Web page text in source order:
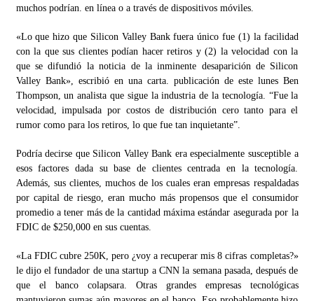
muchos podrían. en línea o a través de dispositivos móviles.
«Lo que hizo que Silicon Valley Bank fuera único fue (1) la facilidad
con la que sus clientes podían hacer retiros y (2) la velocidad con la
que se difundió la noticia de la inminente desaparición de Silicon
Valley Bank», escribió en una carta. publicación de este lunes Ben
Thompson, un analista que sigue la industria de la tecnología. “Fue la
velocidad, impulsada por costos de distribución cero tanto para el
rumor como para los retiros, lo que fue tan inquietante”.
Podría decirse que Silicon Valley Bank era especialmente susceptible a
esos factores dada su base de clientes centrada en la tecnología.
Además, sus clientes, muchos de los cuales eran empresas respaldadas
por capital de riesgo, eran mucho más propensos que el consumidor
promedio a tener más de la cantidad máxima estándar asegurada por la
FDIC de $250,000 en sus cuentas.
«La FDIC cubre 250K, pero ¿voy a recuperar mis 8 cifras completas?»
le dijo el fundador de una startup a CNN la semana pasada, después de
que el banco colapsara. Otras grandes empresas tecnológicas